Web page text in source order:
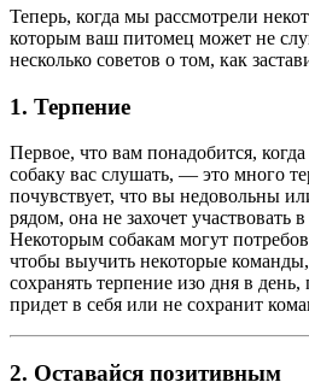
Теперь, когда мы рассмотрели
которым ваш питомец может не
несколько советов о том, как
1. Терпение
Первое, что вам понадобится,
собаку вас слушать, — это много
почувствует, что вы недовольны
рядом, она не захочет участвовать
Некоторым собакам могут
чтобы выучить некоторые
сохранять терпение изо дня в
придет в себя или не сохранит
2. Оставайся позитивным